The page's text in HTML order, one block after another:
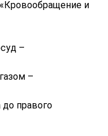
и
–
–
правого